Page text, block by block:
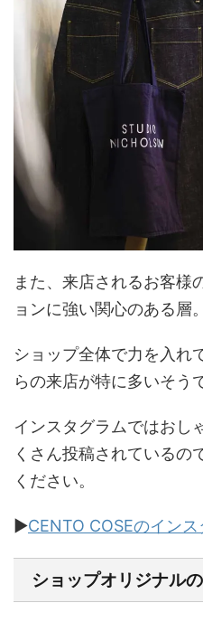
また、来店されるお客様
ョンに強い関心のある層。
ショップ全体で力を入れ
らの来店が特に多いそう
インスタグラムではおし
くさん投稿されているの
ください。
▶︎CENTO COSEのインス
ショップオリジナル